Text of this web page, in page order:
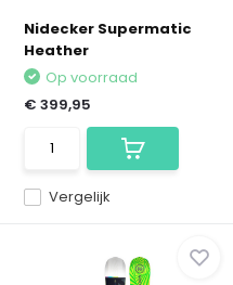
Nidecker Supermatic
Heather
Vergelijk
Op voorraad
€ 399,95